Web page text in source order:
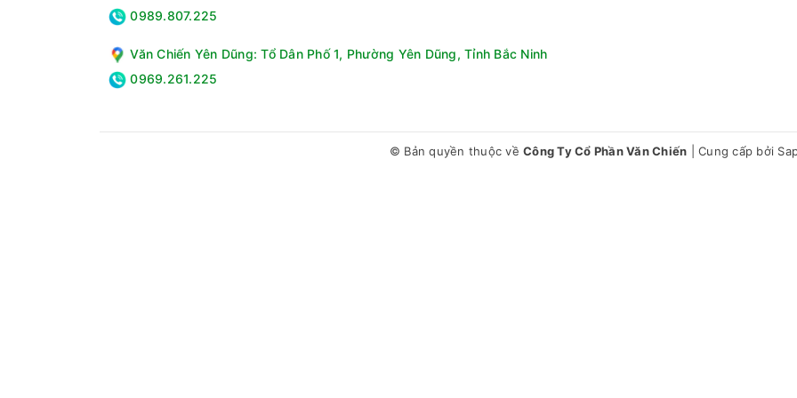
0989.807.225
Văn Chiến Yên Dũng: Tổ Dân Phố 1, Phường Yên Dũng, Tỉnh Bắc Ninh
0969.261.225
© Bản quyền thuộc về Công Ty Cổ Phần Văn Chiến Cung cấp bởi